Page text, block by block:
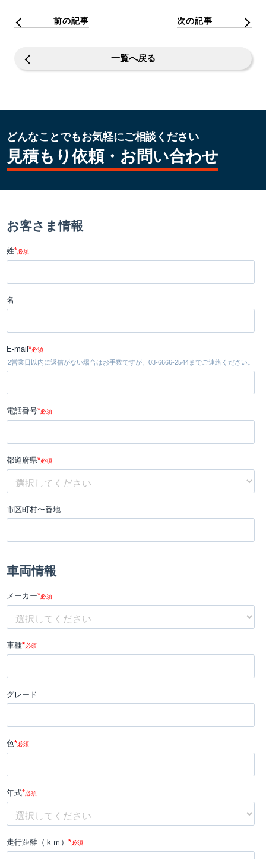
前の記事
一覧へ戻る
次の記事
どんなことでもお気軽にご相談ください
見積もり依頼・お問い合わせ